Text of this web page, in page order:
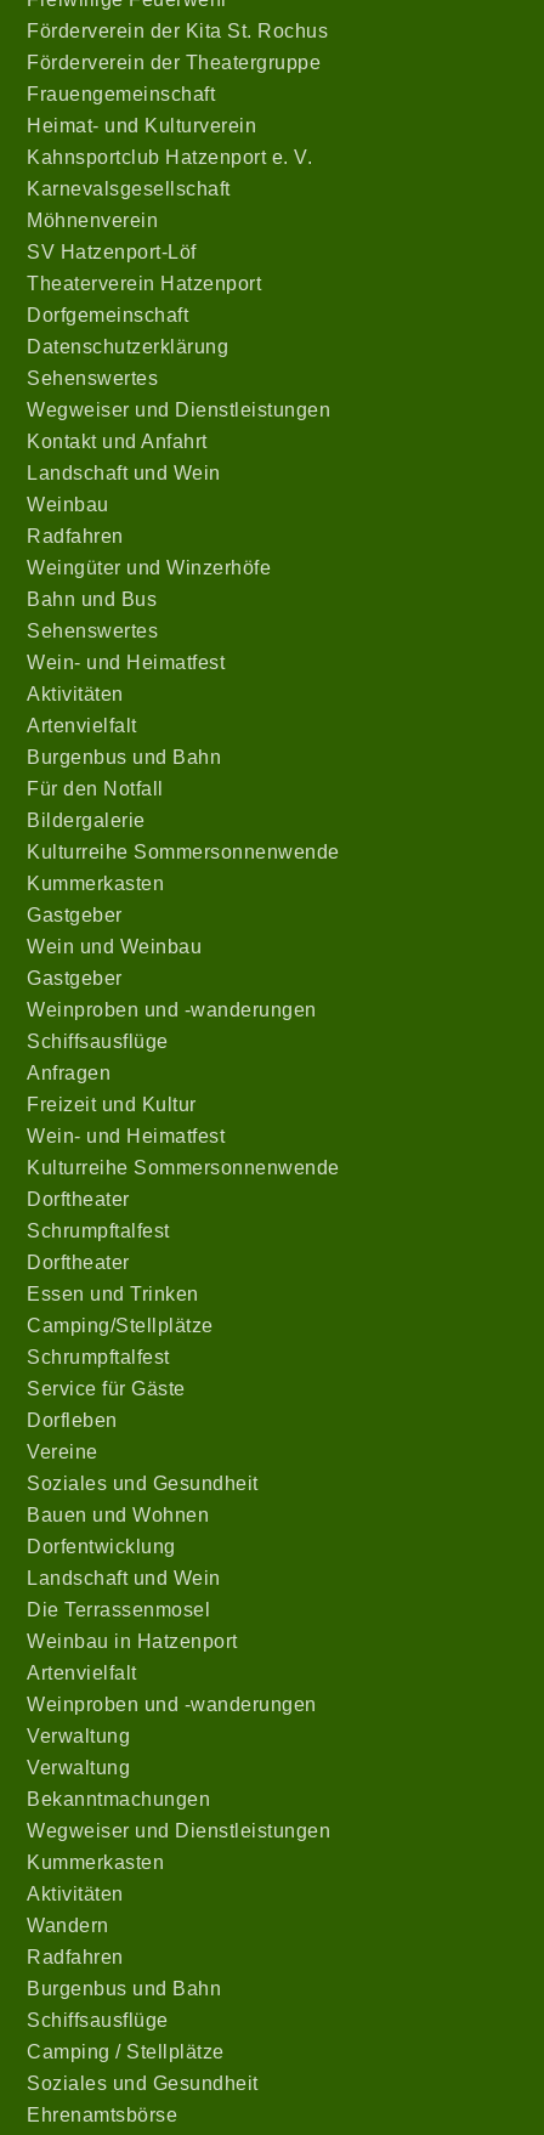
Förderverein der Kita St. Rochus
Förderverein der Theatergruppe
Frauengemeinschaft
Heimat- und Kulturverein
Kahnsportclub Hatzenport e. V.
Karnevalsgesellschaft
Möhnenverein
SV Hatzenport-Löf
Theaterverein Hatzenport
Dorfgemeinschaft
Datenschutzerklärung
Sehenswertes
Wegweiser und Dienstleistungen
Kontakt und Anfahrt
Landschaft und Wein
Weinbau
Radfahren
Weingüter und Winzerhöfe
Bahn und Bus
Sehenswertes
Wein- und Heimatfest
Aktivitäten
Artenvielfalt
Burgenbus und Bahn
Für den Notfall
Bildergalerie
Kulturreihe Sommersonnenwende
Kummerkasten
Gastgeber
Wein und Weinbau
Gastgeber
Weinproben und -wanderungen
Schiffsausflüge
Anfragen
Freizeit und Kultur
Wein- und Heimatfest
Kulturreihe Sommersonnenwende
Dorftheater
Schrumpftalfest
Dorftheater
Essen und Trinken
Camping/Stellplätze
Schrumpftalfest
Service für Gäste
Dorfleben
Vereine
Soziales und Gesundheit
Bauen und Wohnen
Dorfentwicklung
Landschaft und Wein
Die Terrassenmosel
Weinbau in Hatzenport
Artenvielfalt
Weinproben und -wanderungen
Verwaltung
Verwaltung
Bekanntmachungen
Wegweiser und Dienstleistungen
Kummerkasten
Aktivitäten
Wandern
Radfahren
Burgenbus und Bahn
Schiffsausflüge
Camping / Stellplätze
Soziales und Gesundheit
Ehrenamtsbörse